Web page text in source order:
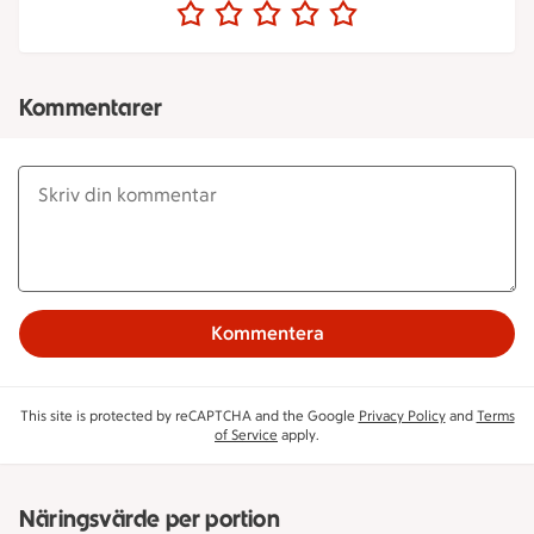
Kommentarer
Kommentera
This site is protected by reCAPTCHA and the Google Privacy Policyand Terms
of Service apply.
Näringsvärde per portion